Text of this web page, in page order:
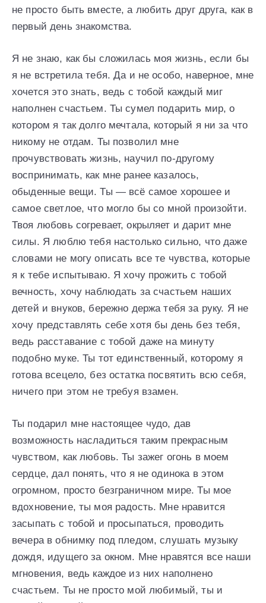
не просто быть вместе, а любить друг друга, как в
первый день знакомства.
Я не знаю, как бы сложилась моя жизнь, если бы
я не встретила тебя. Да и не особо, наверное, мне
хочется это знать, ведь с тобой каждый миг
наполнен счастьем. Ты сумел подарить мир, о
котором я так долго мечтала, который я ни за что
никому не отдам. Ты позволил мне
прочувствовать жизнь, научил по-другому
воспринимать, как мне ранее казалось,
обыденные вещи. Ты — всё самое хорошее и
самое светлое, что могло бы со мной произойти.
Твоя любовь согревает, окрыляет и дарит мне
силы. Я люблю тебя настолько сильно, что даже
словами не могу описать все те чувства, которые
я к тебе испытываю. Я хочу прожить с тобой
вечность, хочу наблюдать за счастьем наших
детей и внуков, бережно держа тебя за руку. Я не
хочу представлять себе хотя бы день без тебя,
ведь расставание с тобой даже на минуту
подобно муке. Ты тот единственный, которому я
готова всецело, без остатка посвятить всю себя,
ничего при этом не требуя взамен.
Ты подарил мне настоящее чудо, дав
возможность насладиться таким прекрасным
чувством, как любовь. Ты зажег огонь в моем
сердце, дал понять, что я не одинока в этом
огромном, просто безграничном мире. Ты мое
вдохновение, ты моя радость. Мне нравится
засыпать с тобой и просыпаться, проводить
вечера в обнимку под пледом, слушать музыку
дождя, идущего за окном. Мне нравятся все наши
мгновения, ведь каждое из них наполнено
счастьем. Ты не просто мой любимый, ты и